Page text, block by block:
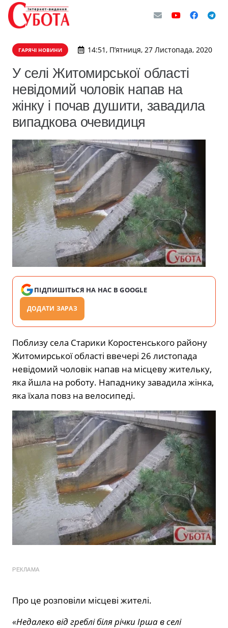
ГАРЯЧІ НОВИНИ 14:51, П’ятниця, 27 Листопада, 2020
​У селі Житомирської області
невідомий чоловік напав на
жінку і почав душити, завадила
випадкова очевидиця
ПІДПИШІТЬСЯ НА НАС В GOOGLE
ДОДАТИ ЗАРАЗ
Поблизу села Старики Коростенського району
Житомирської області ввечері 26 листопада
невідомий чоловік напав на місцеву жительку,
яка йшла на роботу. Нападнику завадила жінка,
яка їхала повз на велосипеді.
РЕКЛАМА
Про це розповіли місцеві жителі.
«Недалеко від греблі біля річки Ірша в селі